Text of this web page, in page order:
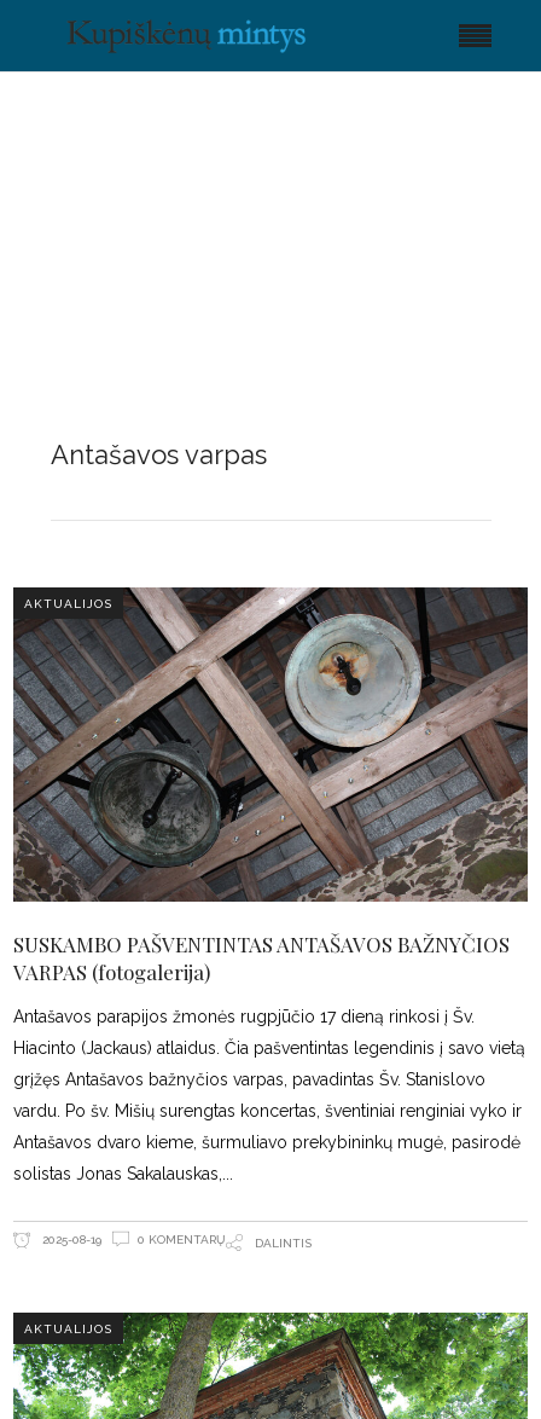
Antašavos varpas
AKTUALIJOS
SUSKAMBO PAŠVENTINTAS ANTAŠAVOS BAŽNYČIOS
VARPAS (fotogalerija)
Antašavos parapijos žmonės rugpjūčio 17 dieną rinkosi į Šv.
Hiacinto (Jackaus) atlaidus. Čia pašventintas legendinis į savo vietą
grįžęs Antašavos bažnyčios varpas, pavadintas Šv. Stanislovo
vardu. Po šv. Mišių surengtas koncertas, šventiniai renginiai vyko ir
Antašavos dvaro kieme, šurmuliavo prekybininkų mugė, pasirodė
solistas Jonas Sakalauskas,
2025-08-19 0 KOMENTARŲ DALINTIS
AKTUALIJOS